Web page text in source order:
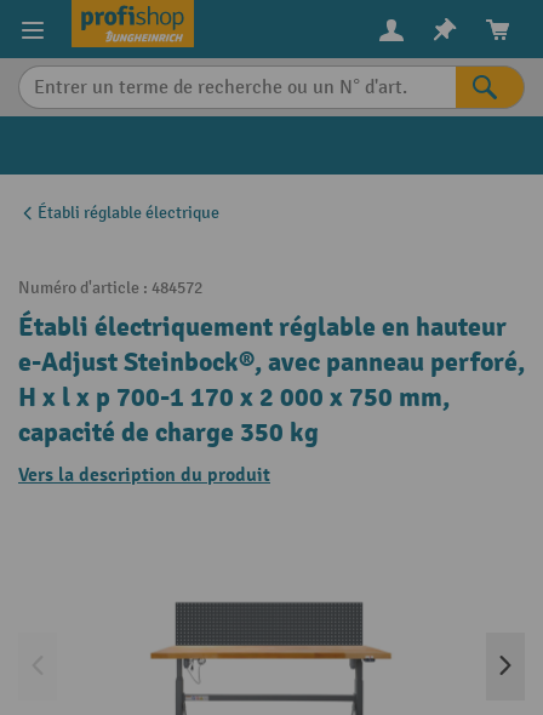
content
Établi réglable électrique
Numéro d'article : 484572
Établi électriquement réglable en hauteur
e-Adjust Steinbock®, avec panneau perforé,
H x l x p 700-1 170 x 2 000 x 750 mm,
capacité de charge 350 kg
Vers la description du produit